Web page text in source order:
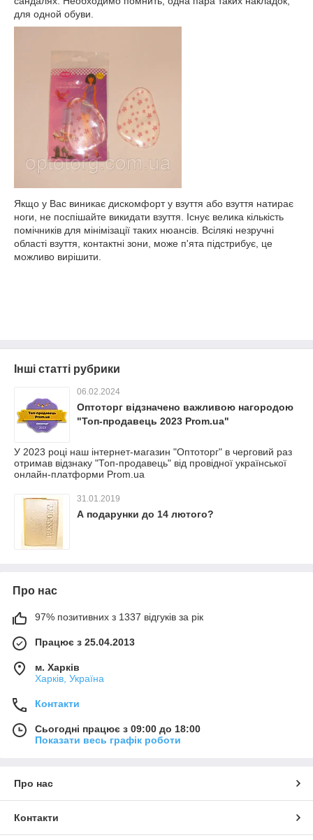
для одной обуви.
Якщо у Вас виникає дискомфорт у взуття або взуття натирає
ноги, не поспішайте викидати взуття. Існує велика кількість
помічників для мінімізації таких нюансів. Всілякі незручні
області взуття, контактні зони, може п'ята підстрибує, це
можливо вирішити.
Інші статті рубрики
06.02.2024
Оптоторг відзначено важливою нагородою
"Топ-продавець 2023 Prom.ua"
У 2023 році наш інтернет-магазин "Оптоторг" в черговий раз
отримав відзнаку "Топ-продавець" від провідної української
онлайн-платформи Prom.ua
31.01.2019
А подарунки до 14 лютого?
Про нас
97% позитивних з 1337 відгуків за рік
Працює з 25.04.2013
м. Харків
Харків, Україна
Контакти
Сьогодні працює з 09:00 до 18:00
Показати весь графік роботи
Про нас
Контакти